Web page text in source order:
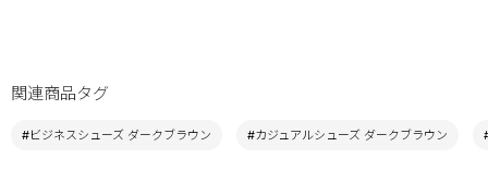
関連商品タグ
#ビジネスシューズ ダークブラウン #カジュアルシューズ ダークブラウン